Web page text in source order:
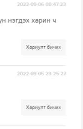
2022-09-06 00:47:23
нэгдэх харин ч
Хариулт бичих
2022-09-05 23:25:27
Хариулт бичих